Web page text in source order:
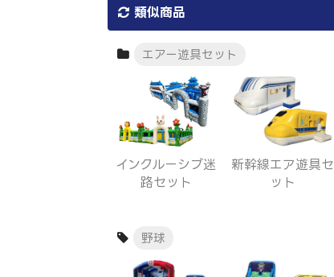
類似商品
エアー遊具セット
インクルーシブ迷
路セット
新幹線エア遊具セ
ット
野球